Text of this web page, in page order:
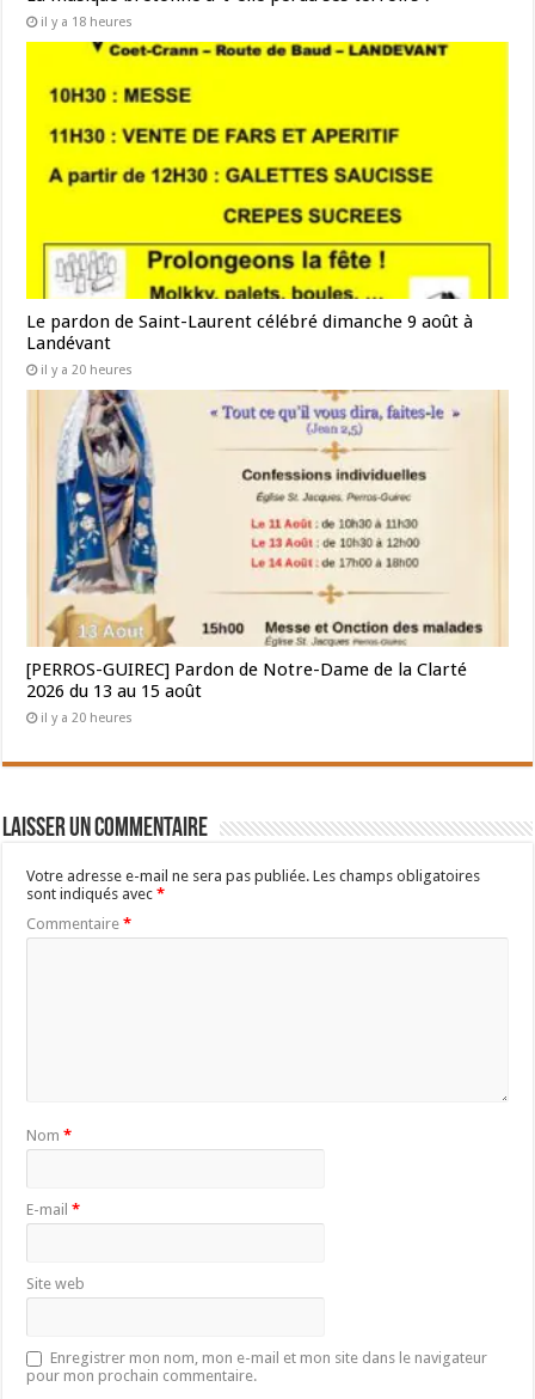
il y a 18 heures
Le pardon de Saint-Laurent célébré dimanche 9 août à
Landévant
il y a 20 heures
[PERROS-GUIREC] Pardon de Notre-Dame de la Clarté
2026 du 13 au 15 août
il y a 20 heures
Laisser un commentaire
Votre adresse e-mail ne sera pas publiée. Les champs obligatoires
sont indiqués avec*
Commentaire*
Nom*
E-mail*
Site web
Enregistrer mon nom, mon e-mail et mon site dans le navigateur
pour mon prochain commentaire.